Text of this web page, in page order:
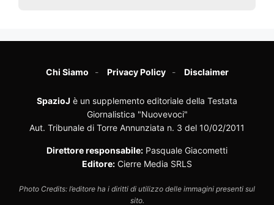
Chi Siamo Privacy Policy Disclaimer
SpazioJ è un supplemento editoriale della Testata
Giornalistica "Nuovevoci"
Aut. Tribunale di Torre Annunziata n. 3 del 10/02/2011
Direttore responsabile: Pasquale Giacometti
Editore: Cierre Media SRLS
Photo Credits: l’editore ha i diritti di utilizzo delle immagini presenti sul
sito.